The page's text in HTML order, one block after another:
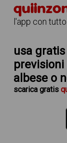
l'app con
usa
albeseo
scarica gratis